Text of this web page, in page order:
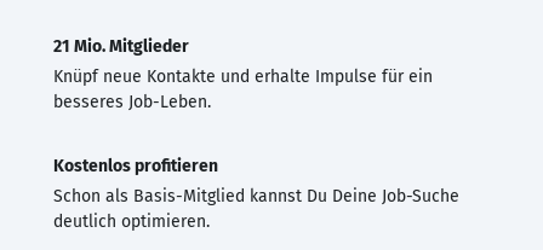
21 Mio. Mitglieder
Knüpf neue Kontakte und erhalte Impulse für ein
besseres Job-Leben.
Kostenlos profitieren
Schon als Basis-Mitglied kannst Du Deine Job-Suche
deutlich optimieren.